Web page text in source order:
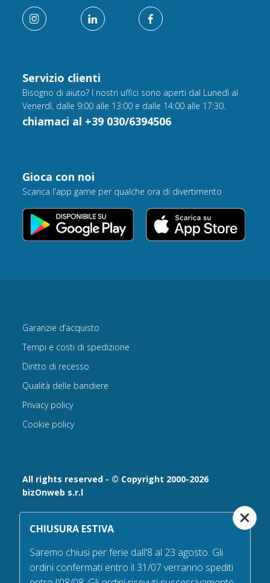
Servizio clienti
Bisogno di aiuto? I nostri uffici sono aperti dal Lunedì al
Venerdì, dalle 9:00 alle 13:00 e dalle 14:00 alle 17:30.
chiamaci al +39 030/6394506
Gioca con noi
Scarica l'app game per qualche ora di divertimento
All rights reserved - © Copyright 2000-2026
bizOnweb s.r.l
Via Fratelli Bandiera 18, 25122 - Brescia, Italia
P.IVA 02232630984 - Iscrizione presso la Camera di
n° REA 432569 Capitale sociale versato Euro 25.000,00.
Tel +39.030 6394506
Garanzie d’acquisto
Tempi e costi di spedizione
Diritto di recesso
Qualità delle bandiere
Privacy policy
Cookie policy
CHIUSURA ESTIVA
Saremo chiusi per ferie dall'8 al 23 agosto. Gli
ordini confermati entro il 31/07 verranno spediti